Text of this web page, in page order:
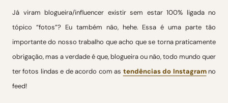
Já viram blogueira/influencer existir sem estar 100% ligada no
tópico “fotos”? Eu também não, hehe. Essa é uma parte tão
importante do nosso trabalho que acho que se torna praticamente
obrigação, mas a verdade é que, blogueira ou não, todo mundo quer
ter fotos lindas e de acordo com as tendências do Instagramno
feed!